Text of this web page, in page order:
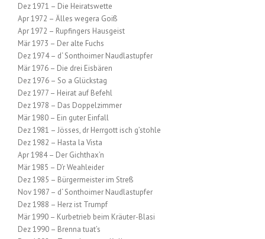
Dez 1971 – Die Heiratswette
Apr 1972 – Älles wegera Goiß
Apr 1972 – Rupfingers Hausgeist
Mär 1973 – Der alte Fuchs
Dez 1974 – d‘ Sonthoimer Naudlastupfer
Mär 1976 – Die drei Eisbären
Dez 1976 – So a Glückstag
Dez 1977 – Heirat auf Befehl
Dez 1978 – Das Doppelzimmer
Mär 1980 – Ein guter Einfall
Dez 1981 – Jösses, dr Herrgott isch g’stohle
Dez 1982 – Hasta la Vista
Apr 1984 – Der Gichthax’n
Mär 1985 – D’r Weahleider
Dez 1985 – Bürgermeister im Streß
Nov 1987 – d‘ Sonthoimer Naudlastupfer
Dez 1988 – Herz ist Trumpf
Mär 1990 – Kurbetrieb beim Kräuter-Blasi
Dez 1990 – Brenna tuat’s